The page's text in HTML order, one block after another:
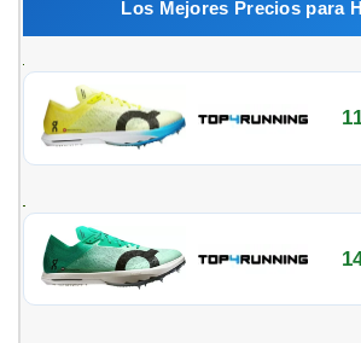
Los Mejores Precios para